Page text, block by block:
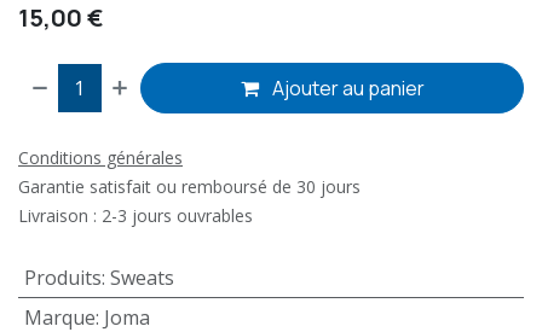
15,00€
Ajouter au panier
Conditions générales
Garantie satisfait ou remboursé de 30 jours
Livraison : 2-3 jours ouvrables
Produits: Sweats
Marque: Joma